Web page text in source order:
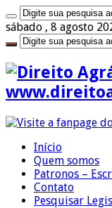
sábado , 8 agosto
Início
Quem somos
Patronos –
Contato
Pesquisar